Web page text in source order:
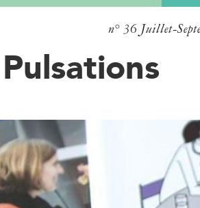
n° 36 Juillet-
Pulsations